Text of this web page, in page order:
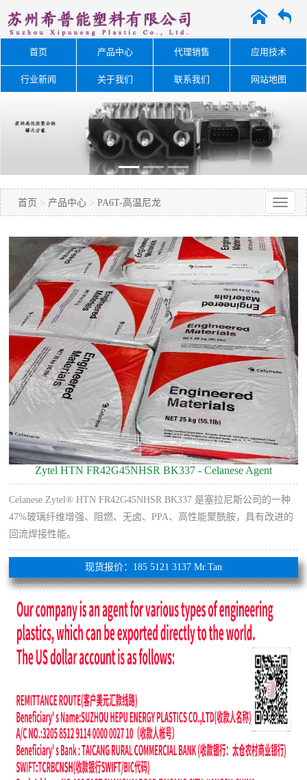
A O
首页 产品中心 代理销售 应用技术
行业新闻 关于我们 联系我们 网站地图
首页 > 产品中心 > PA6T-高温尼龙
Zytel HTN FR42G45NHSR BK337 - Celanese Agent
Celanese Zytel® HTN FR42G45NHSR BK337 是塞拉尼斯公司的一种
47%玻璃纤维增​​强、阻燃、无卤、PPA、高性能聚酰胺，具有改进的
回流焊接性能。
现货报价：185 5121 3137 Mr.Tan